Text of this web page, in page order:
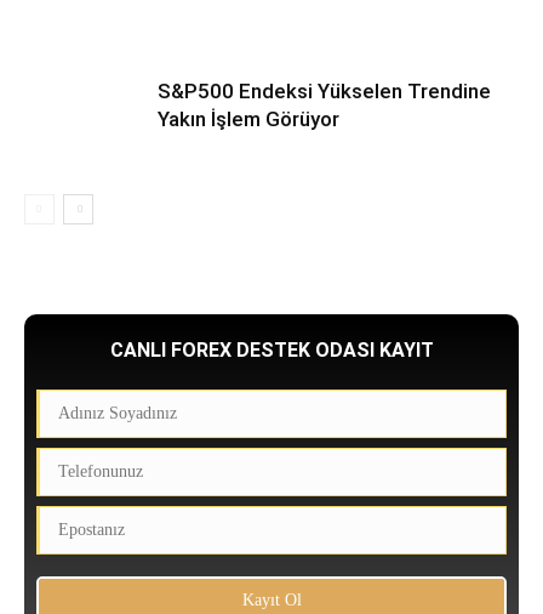
S&P500 Endeksi Yükselen Trendine
Yakın İşlem Görüyor
CANLI FOREX DESTEK ODASI KAYIT